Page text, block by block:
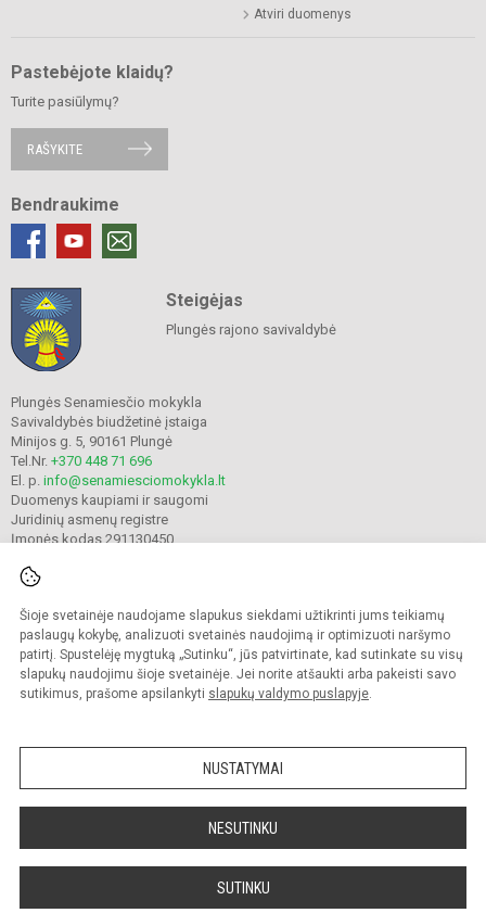
Šioje svetainėje naudojame slapukus siekdami užtikrinti jums teikiamų
paslaugų kokybę, analizuoti svetainės naudojimą ir optimizuoti naršymo
patirtį. Spustelėję mygtuką „Sutinku“, jūs patvirtinate, kad sutinkate su visų
slapukų naudojimu šioje svetainėje. Jei norite atšaukti arba pakeisti savo
sutikimus, prašome apsilankyti slapukų valdymo puslapyje.
NUSTATYMAI
NESUTINKU
SUTINKU
Atviri duomenys
Pastebėjote klaidų?
Turite pasiūlymų?
RAŠYKITE
Bendraukime
Steigėjas
Plungės rajono savivaldybė
Plungės Senamiesčio mokykla
Savivaldybės biudžetinė įstaiga
Minijos g. 5, 90161 Plungė
Tel.Nr. +370 448 71 696
El. p. info@senamiesciomokykla.lt
Duomenys kaupiami ir saugomi
Juridinių asmenų registre
Įmonės kodas 291130450
© 2022. Plungės Senamiesčio mokykla. Visos teisės saugomos.
Kopijuoti turinį be raštiško gimnazijos sutikimo griežtai draudžiama.
Prieinamumo paraiška Slapukų valdymas
Sumanus būdas atnaujinti